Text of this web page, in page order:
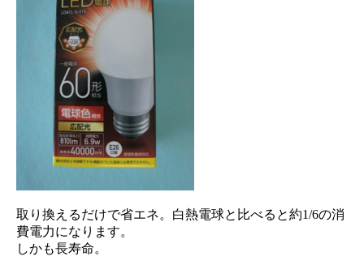
取り換えるだけで省エネ。白熱電球と比べると約1/6の消
費電力になります。
しかも長寿命。